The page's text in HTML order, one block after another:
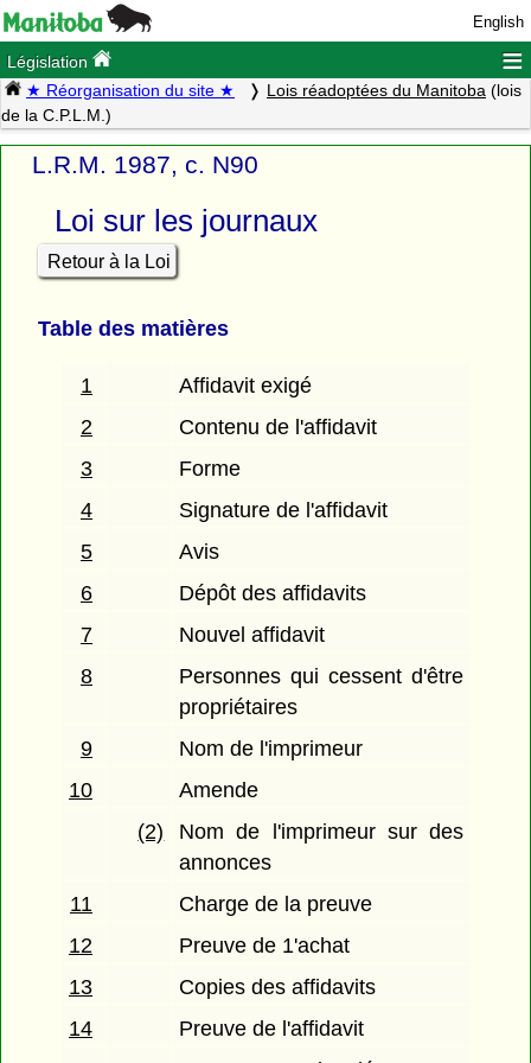
English
Législation ≡
★ Réorganisation du site ★ Lois réadoptées du Manitoba (lois
de la C.P.L.M.)
L.R.M. 1987, c. N90
Loi sur les journaux
Retour à la Loi
Table des matières
1
Affidavit exigé
2
Contenu de l'affidavit
3
Forme
4
Signature de l'affidavit
5
Avis
6
Dépôt des affidavits
7
Nouvel affidavit
8
Personnes qui cessent d'être
propriétaires
9
Nom de l'imprimeur
10
Amende
(2)
Nom de l'imprimeur sur des
annonces
11
Charge de la preuve
12
Preuve de 1'achat
13
Copies des affidavits
14
Preuve de l'affidavit